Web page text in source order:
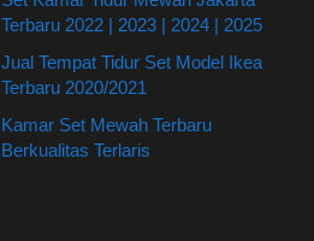
Terbaru 2022 | 2023 | 2024 | 2025
Jual Tempat Tidur Set Model Ikea
Terbaru 2020/2021
Kamar Set Mewah Terbaru
Berkualitas Terlaris